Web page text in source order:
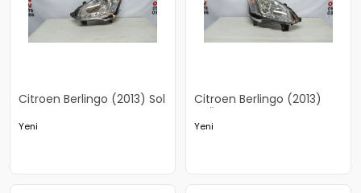
Citroen Berlingo (2013) Sol
Yeni
Citroen Berlingo (2013)
Sağ Far
Yeni